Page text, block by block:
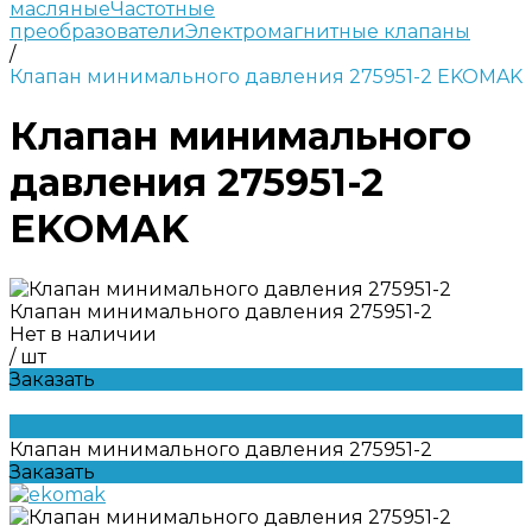
масляныеЧастотные
преобразователиЭлектромагнитные клапаны
/
Клапан минимального давления 275951-2 EKOMAK
Клапан минимального
давления 275951-2
EKOMAK
Клапан минимального давления 275951-2
Нет в наличии
/ шт
Заказать
Клапан минимального давления 275951-2
Заказать